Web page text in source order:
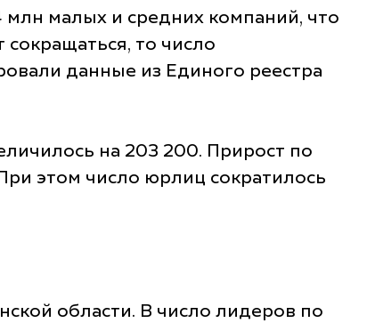
млн малых и средних компаний, что
то число
данные из Единого реестра
на 203 200. Прирост по
этом число юрлиц сократилось
области. В число лидеров по